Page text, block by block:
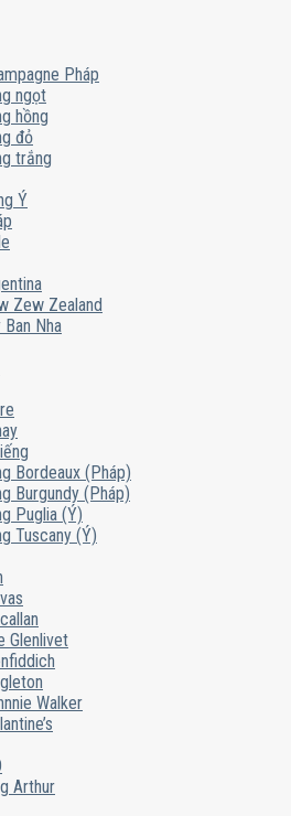
Pháp
ngọt
hồng
đỏ
trắng
Ý
Zew Zealand
Ban Nha
Bordeaux (Pháp)
Burgundy (Pháp)
Puglia (Ý)
Tuscany (Ý)
Glenlivet
Walker
Arthur